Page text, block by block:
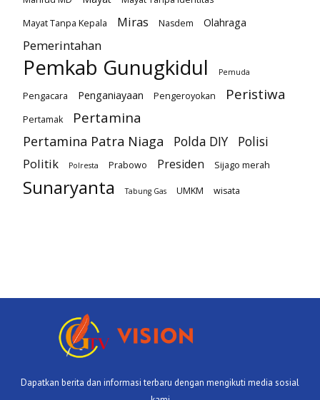
Mayat Tanpa Kepala
Miras Nasdem Olahraga
Pemerintahan
Pemkab Gunugkidul Pemuda
Pengacara Penganiayaan Pengeroyokan Peristiwa
Pertamak Pertamina
Pertamina Patra Niaga Polda DIY
Polisi
Politik
Polresta Prabowo Presiden Sijago merah
Sunaryanta Tabung Gas UMKM wisata
Dapatkan berita dan informasi terbaru dengan mengikuti media sosial